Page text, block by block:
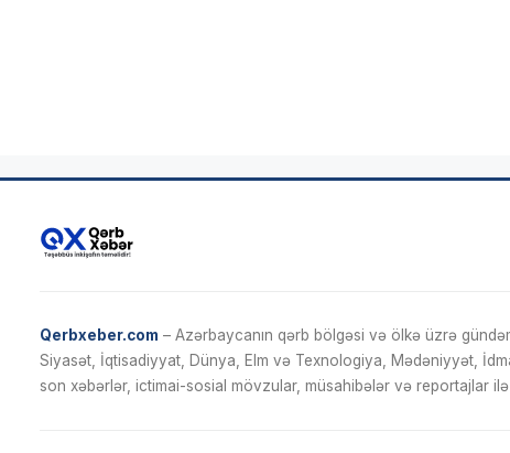
Qerbxeber.com – Azərbaycanın qərb bölgəsi və ölkə üzrə
Siyasət, İqtisadiyyat, Dünya, Elm və Texnologiya, Mədəniyyət,
son xəbərlər, ictimai-sosial mövzular, müsahibələr və reportajlar ilə